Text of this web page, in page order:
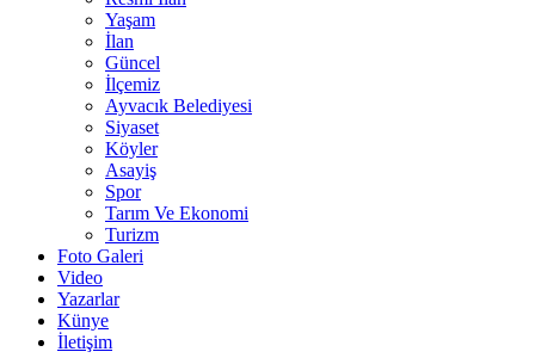
Yaşam
İlan
Güncel
İlçemiz
Ayvacık Belediyesi
Siyaset
Köyler
Asayiş
Spor
Tarım Ve Ekonomi
Turizm
Foto Galeri
Video
Yazarlar
Künye
İletişim